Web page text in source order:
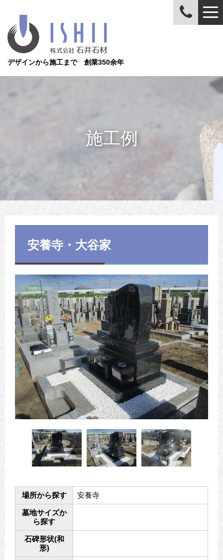
デザインから施工まで 創業350余年
施工例
安養寺・大谷家
場所から探す 安養寺
墓地サイズか
ら探す
石碑形状(和
形)